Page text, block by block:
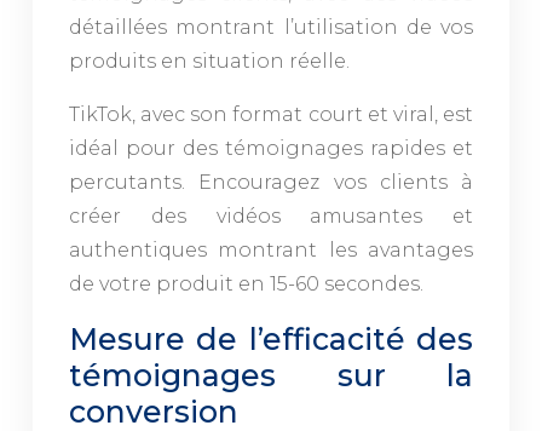
détaillées montrant l’utilisation de vos
produits en situation réelle.
TikTok, avec son format court et viral, est
idéal pour des témoignages rapides et
percutants. Encouragez vos clients à
créer des vidéos amusantes et
authentiques montrant les avantages
de votre produit en 15-60 secondes.
Mesure de l’efficacité des
témoignages sur la
conversion